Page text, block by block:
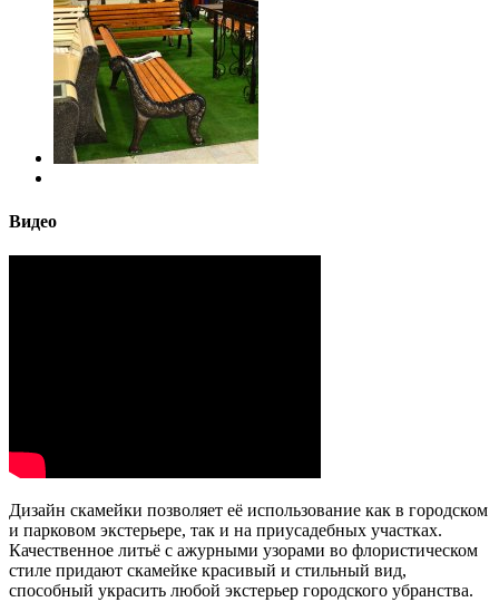
Видео
Дизайн скамейки позволяет её использование как в городском
и парковом экстерьере, так и на приусадебных участках.
Качественное литьё с ажурными узорами во флористическом
стиле придают скамейке красивый и стильный вид,
способный украсить любой экстерьер городского убранства.